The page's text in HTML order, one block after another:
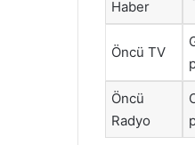
Haber
Öncü TV
Öncü
Radyo